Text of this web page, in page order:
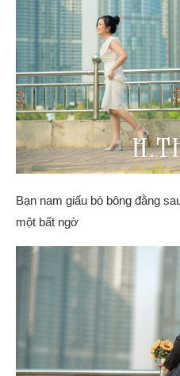
Bạn nam giấu bó bông đằng
một bất ngờ